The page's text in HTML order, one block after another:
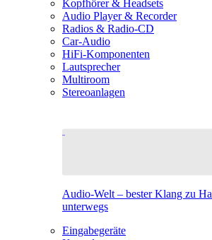
Kopfhörer & Headsets
Audio Player & Recorder
Radios & Radio-CD
Car-Audio
HiFi-Komponenten
Lautsprecher
Multiroom
Stereoanlagen
Audio-Welt – bester Klang zu
unterwegs
Eingabegeräte